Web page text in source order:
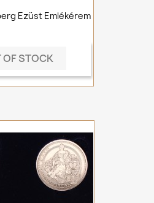
Ezüst Emlékérem
OF STOCK